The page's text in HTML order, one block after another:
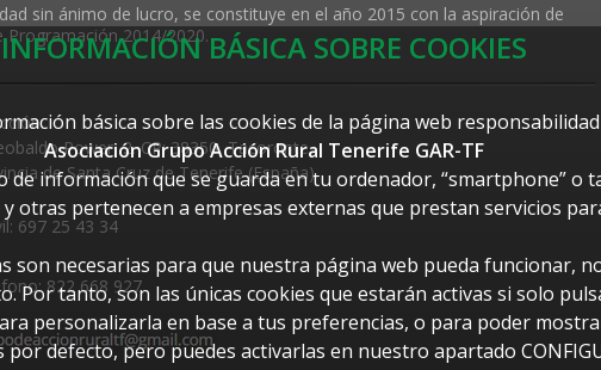
sin ánimo de lucro, se constituye en el año 2015 con la aspiración de
Programación 2014/2020.
Power, 2. CP: 38350, Tacoronte,
de Santa Cruz de Tenerife (España)
697 25 43 34
822 668 927
INFORMACIÓN BÁSICA SOBRE COOKIES
básica sobre las cookies de la página web
Asociación Grupo Acción Rural Tenerife GAR-TF
información que se guarda en tu ordenador, “smartphone” o
otras pertenecen a empresas externas que prestan servicios
son necesarias para que nuestra página web pueda funcionar,
Por tanto, son las únicas cookies que estarán activas si solo
personalizarla en base a tus preferencias, o para poder
defecto, pero puedes activarlas en nuestro apartado